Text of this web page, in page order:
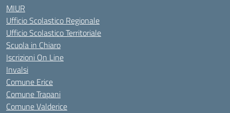
MIUR
Ufficio Scolastico Regionale
Ufficio Scolastico Territoriale
Scuola in Chiaro
Iscrizioni On Line
Invalsi
Comune Erice
Comune Trapani
Comune Valderice